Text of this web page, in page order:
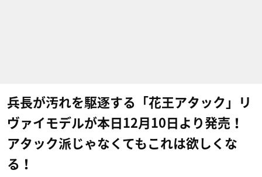
兵長が汚れを駆逐する「花王アタック」リ
ヴァイモデルが本日12月10日より発売！
アタック派じゃなくてもこれは欲しくな
る！